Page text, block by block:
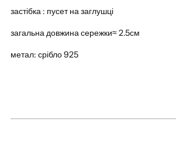
застібка : пусет на заглушці
загальна довжина сережки≈ 2.5см
метал: срібло 925